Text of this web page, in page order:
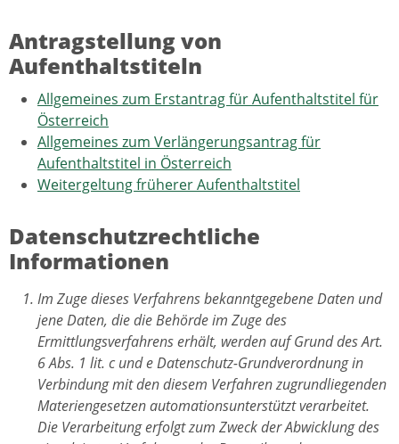
Antragstellung von
Aufenthaltstiteln
Allgemeines zum Erstantrag für Aufenthaltstitel für
Österreich
Allgemeines zum Verlängerungsantrag für
Aufenthaltstitel in Österreich
Weitergeltung früherer Aufenthaltstitel
Datenschutzrechtliche
Informationen
Im Zuge dieses Verfahrens bekanntgegebene Daten und
jene Daten, die die Behörde im Zuge des
Ermittlungsverfahrens erhält, werden auf Grund des Art.
6 Abs. 1 lit. c und e Datenschutz-Grundverordnung in
Verbindung mit den diesem Verfahren zugrundliegenden
Materiengesetzen automationsunterstützt verarbeitet.
Die Verarbeitung erfolgt zum Zweck der Abwicklung des